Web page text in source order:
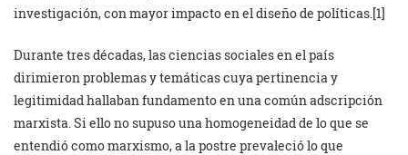
investigación, con mayor impacto en el diseño de políticas.[1]
Durante tres décadas, las ciencias sociales en el país
dirimieron problemas y temáticas cuya pertinencia y
legitimidad hallaban fundamento en una común adscripción
marxista. Si ello no supuso una homogeneidad de lo que se
entendió como marxismo, a la postre prevaleció lo que